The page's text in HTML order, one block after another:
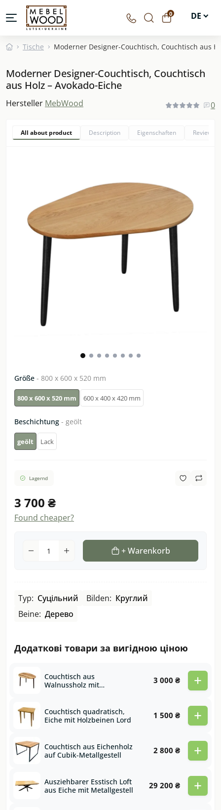
0 DE
PL
Tische Moderner Designer-Couchtisch, Couchtisch aus
Moderner Designer-Couchtisch, Couchtisch
aus Holz – Avokado-Eiche
Hersteller MebWood 0
All about product Description Eigenschaften Reviews
Größe - 800 х 600 х 520 mm
800 х 600 х 520 mm 600 х 400 х 420 mm
Beschichtung - geölt
geölt Lack
Lagernd
3 700 ₴
Found cheaper?
+ Warenkorb
Typ: Суцільний Bilden: Круглий
Beine: Дерево
Додаткові товари за вигідною ціною
Couchtisch aus
Walnussholz mit
3 000 ₴ +
Couchtisch quadratisch,
Eiche mit Holzbeinen Lord
1 500 ₴ +
Couchtisch aus Eichenholz
auf Cubik-Metallgestell
2 800 ₴ +
Ausziehbarer Esstisch Loft
aus Eiche mit Metallgestell
29 200 ₴ +